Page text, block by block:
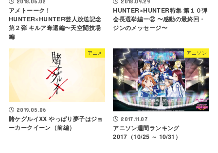
アメトーーク！
HUNTER×HUNTER芸人放送記念
第２弾 キルア奪還編〜天空闘技場
編
HUNTER×HUNTER特集 第１０弾
会長選挙編ー② 〜感動の最終回・
ジンのメッセージ〜
アニメ
2019.05.06
賭ケグルイXX やっぱり夢子はジョ
ーカークイーン（前編）
アニソン
2017.11.07
アニソン週間ランキング
2017（10/25 ～ 10/31）